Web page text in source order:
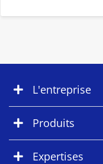
L'entreprise
Produits
Expertises